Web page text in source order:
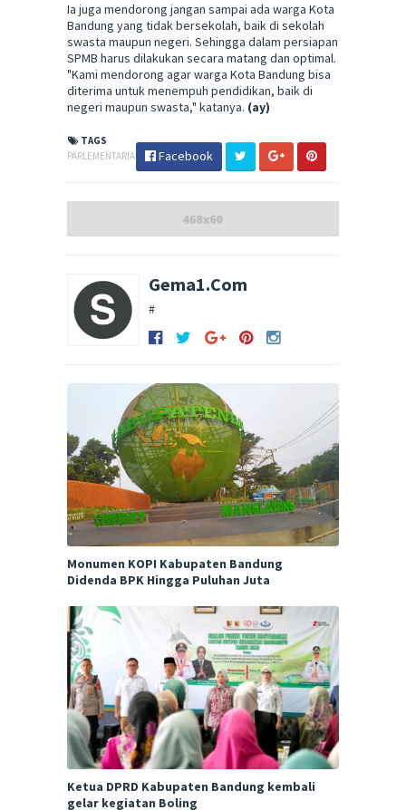
Ia juga mendorong jangan sampai ada warga Kota
Bandung yang tidak bersekolah, baik di sekolah
swasta maupun negeri. Sehingga dalam persiapan
SPMB harus dilakukan secara matang dan optimal.
"Kami mendorong agar warga Kota Bandung bisa
diterima untuk menempuh pendidikan, baik di
negeri maupun swasta," katanya. (ay)
TAGS
PARLEMENTARIA
Facebook
Gema1.Com
#
Monumen KOPI Kabupaten Bandung
Didenda BPK Hingga Puluhan Juta
Ketua DPRD Kabupaten Bandung kembali
gelar kegiatan Boling